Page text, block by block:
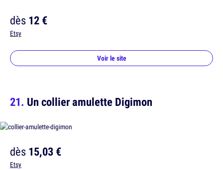
dès12 €
Etsy
Voir le site
Un collier amulette Digimon
dès15,03 €
Etsy